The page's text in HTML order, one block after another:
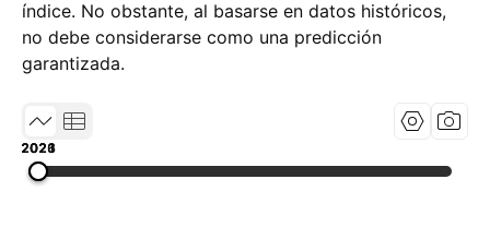
índice. No obstante, al basarse en datos históricos,
no debe considerarse como una predicción
garantizada.
2021
2023
2026